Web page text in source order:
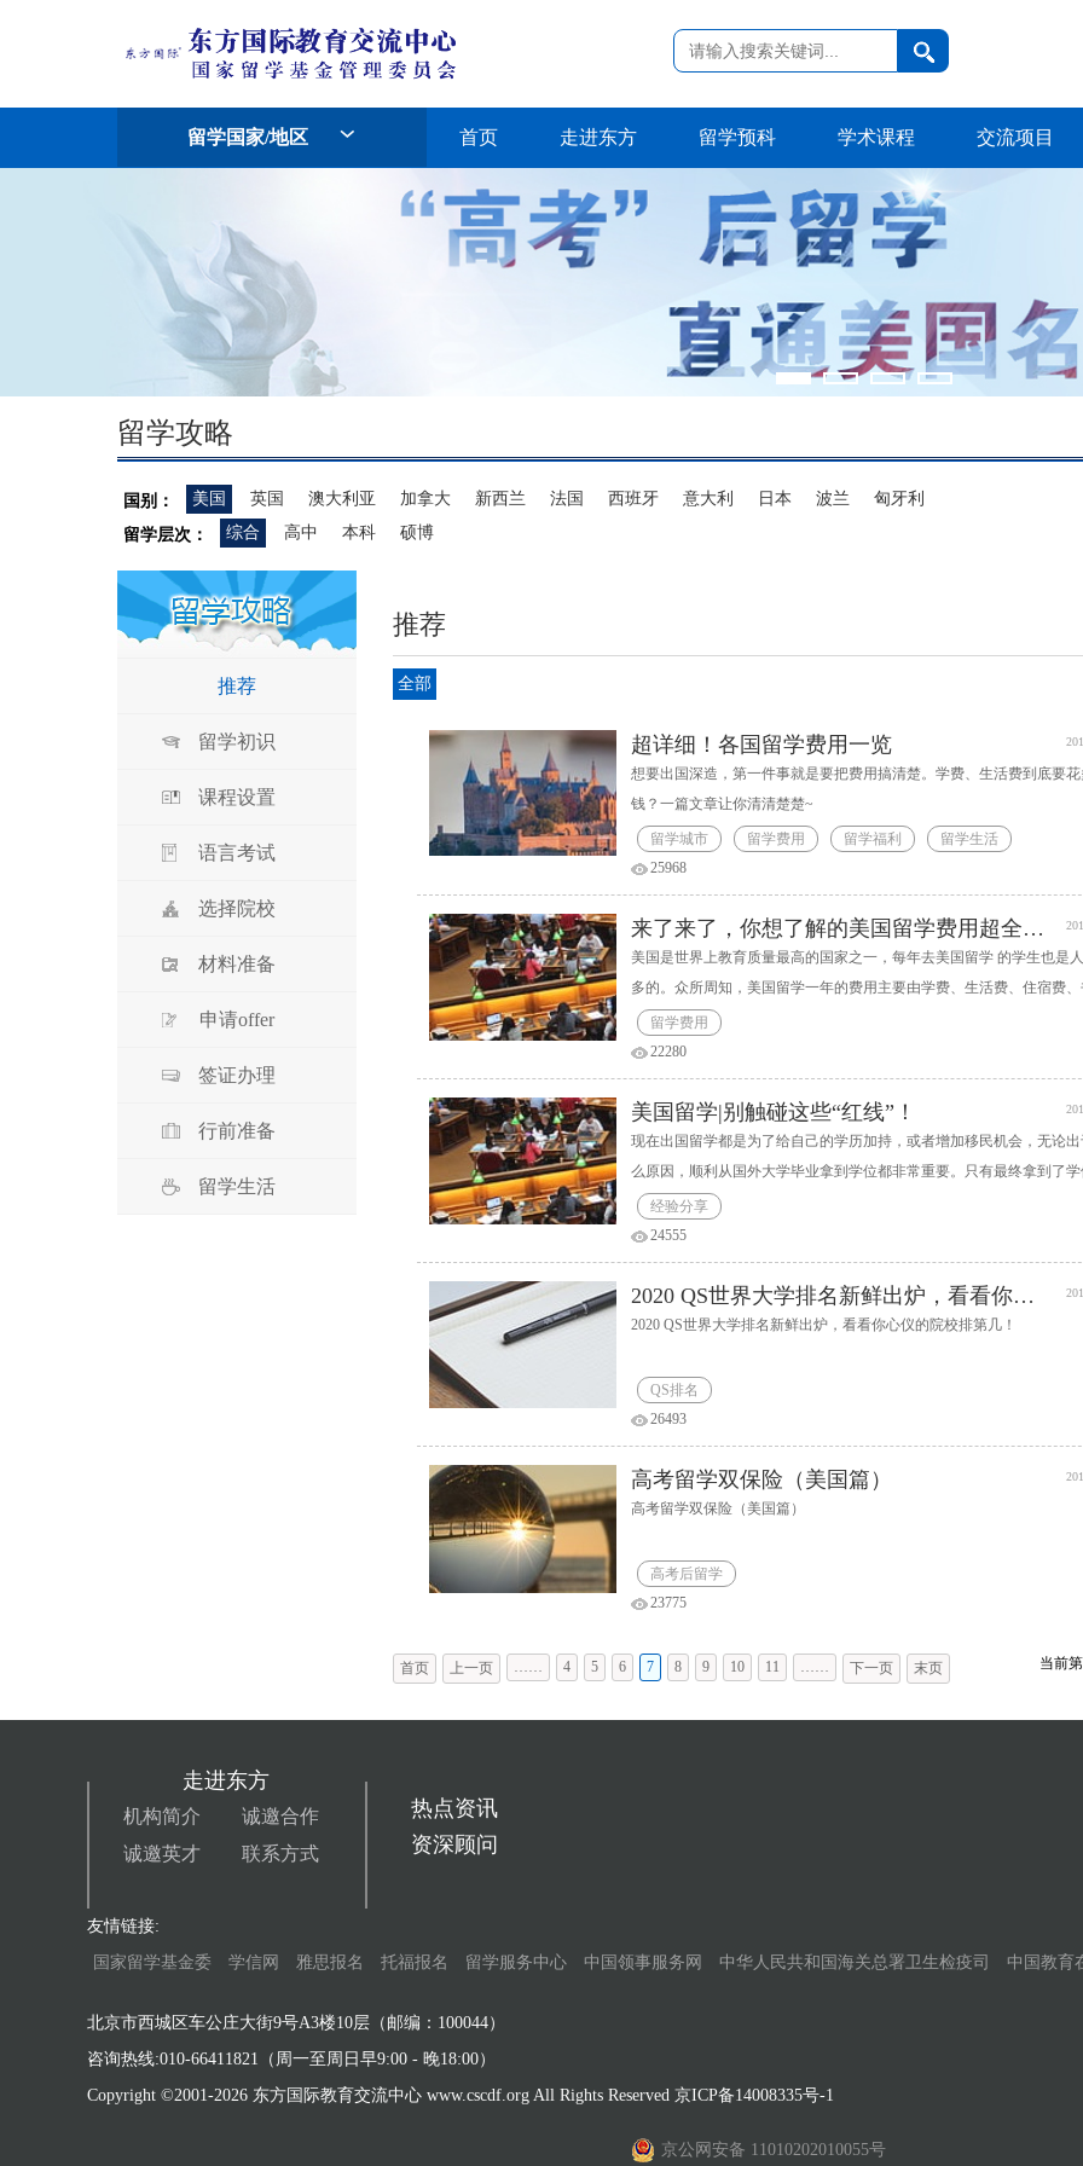
留学国家/地区 首页 走进东方 留学预科 学术课程 交流项目
留学攻略
国别： 美国 英国 澳大利亚 加拿大 新西兰 法国 西班牙 意大利 日本 波兰
匈牙利
留学层次：
综合 高中 本科 硕博
推荐
留学初识
课程设置
语言考试
选择院校
材料准备
申请offer
签证办理
行前准备
留学生活
推荐
全部
超详细！各国留学费用一览
想要出国深造，第一件事就是要把费用搞清楚。学费、生活费到底要
钱？一篇文章让你清清楚楚~
留学城市 留学费用 留学福利
留学生活
25968
来了来了，你想了解的美国留学费用超全盘点！
美国是世界上教育质量最高的国家之一，每年去美国留学 的学生也是
多的。众所周知，美国留学一年的费用主要由学费、生活费、住宿费、
费和保险费等组成，那去美国留学一年到底需要准备多少费用呢？可能
家长了解的还不是很清楚，下面会做一个详细的解析。
留学费用
22280
美国留学|别触碰这些“红线”！
现在出国留学都是为了给自己的学历加持，或者增加移民机会，无论
么原因，顺利从国外大学毕业拿到学位都非常重要。只有最终拿到了学
接下来无论回国就业、升学、移民才能够顺利进行。谁也不想出国花费
金钱留学，最终却因为各种原因被学校开除学籍不能毕业，所有的付出
钱都化为泡影。那么在美国留学，有哪些情况容易遭到学校的开除学
呢？又有哪些是绝对不能逾越的红线？
经验分享
24555
2020 QS世界大学排名新鲜出炉，看看你心仪的院校排第几！
2020 QS世界大学排名新鲜出炉，看看你心仪的院校排第几！
QS排名
26493
高考留学双保险（美国篇）
高考留学双保险（美国篇）
高考后留学
23775
末页
下一页
……
11
10
9
8
7
6
5
4
……
上一页
首页 当前第
走进东方
机构简介
诚邀合作
诚邀英才
联系方式
热点资讯
资深顾问
友情链接:
国家留学基金委
学信网 雅思报名 托福报名 留学服务中心 中国领事服务网 中华人民共和国海关总署卫生检疫司 中国教育
北京市西城区车公庄大街9号A3楼10层（邮编：100044）
咨询热线:010-66411821（周一至周日早9:00 - 晚18:00）
Copyright ©2001-2026 东方国际教育交流中心 www.cscdf.org All Rights Reserved 京ICP备14008335号-1
京公网安备 11010202010055号